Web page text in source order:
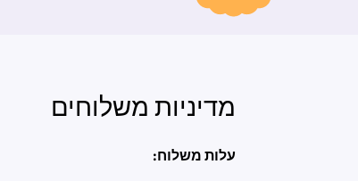
מדיניות משלוחים
עלות משלוח: